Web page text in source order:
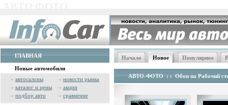
ГЛАВНАЯ
Новые автомобили
» автосалоны » новости рынка
» каталог и цены » акции
» подбор авто » сравнение
Начало Новое Популярное
АВТО-ФОТО : : Обои на Рабочий